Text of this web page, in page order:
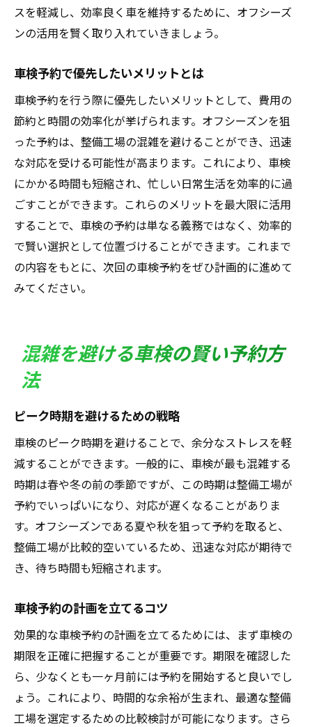
スを軽減し、効率良く車を維持するために、オフシーズ
ンの活用を賢く取り入れていきましょう。
車検予約で優先したいメリットとは
車検予約を行う際に優先したいメリットとして、費用の
節約と時間の効率化が挙げられます。オフシーズンを狙
った予約は、整備工場の混雑を避けることができ、迅速
な対応を受ける可能性が高まります。これにより、車検
にかかる時間も短縮され、忙しい日常生活を効率的に過
ごすことができます。これらのメリットを最大限に活用
することで、車検の予約は単なる義務ではなく、効率的
で賢い選択として位置づけることができます。これまで
の内容をもとに、次回の車検予約をぜひ計画的に進めて
みてください。
混雑を避ける車検の賢い予約方
法
ピーク時期を避けるための戦略
車検のピーク時期を避けることで、余分なストレスを軽
減することができます。一般的に、車検が最も混雑する
時期は春や冬の前の季節ですが、この時期は整備工場が
予約でいっぱいになり、対応が遅くなることがありま
す。オフシーズンである夏や秋を狙って予約を取ると、
整備工場が比較的空いているため、迅速な対応が期待で
き、待ち時間も短縮されます。
車検予約の計画を立てるコツ
効果的な車検予約の計画を立てるためには、まず車検の
期限を正確に把握することが重要です。期限を確認した
ら、少なくとも一ヶ月前には予約を開始すると良いでし
ょう。これにより、時間的な余裕が生まれ、最適な整備
工場を選定するための比較検討が可能になります。さら